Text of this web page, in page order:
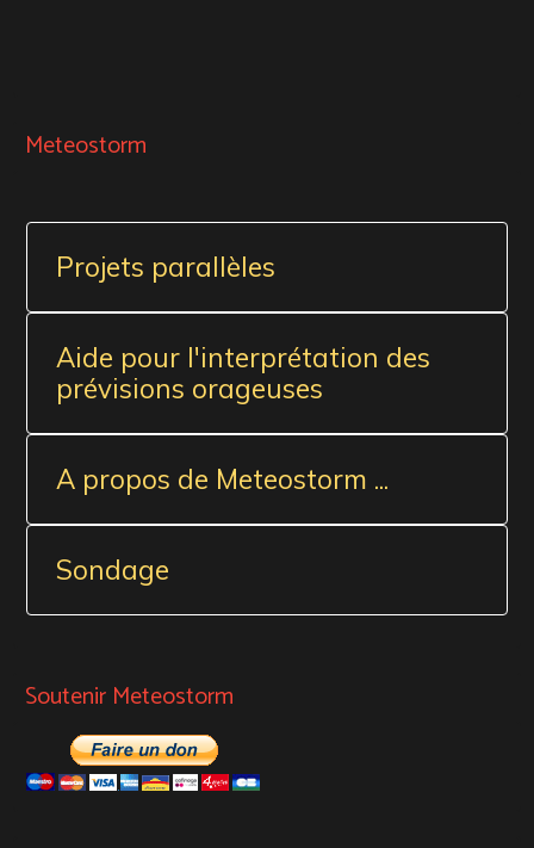
Meteostorm
Projets parallèles
Aide pour l'interprétation des
prévisions orageuses
A propos de Meteostorm ...
Sondage
Soutenir Meteostorm